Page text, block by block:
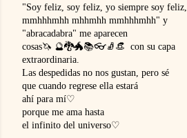
"Soy feliz, soy feliz, yo siempre soy feliz,
mmhhhmhh mhhmhh mmhhhmhh" y
"abracadabra" me aparecen
cosas🦄 🔮🐉🐲📚👓🧦👒  con su capa
extraordinaria.
Las despedidas no nos gustan, pero sé
que cuando regrese ella estará
ahí para mí♡
porque me ama hasta
el infinito del universo♡